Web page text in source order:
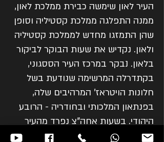
העיר לאון שימשה כבירת ממלכת לאון,
ממנה התפלגה ממלכת קסטיליה וסופן
שהן התמזגו מחדש לממלכת קסטיליה
ולאון. נקדיש את שעות הבוקר לביקור
בלאון. נבקר במרכז העיר הססגוני,
בקתדרלה המרשימה שנודעת בשל
חלונות הויטראז' המרהיבים שלה,
בפנתאון המלכותי ובחודריה - הרובע
היהודי. בשעות אחה"צ נפרד מהעיר
ונצא בנסיעה דרומה בדרכנו לסלמנקה.